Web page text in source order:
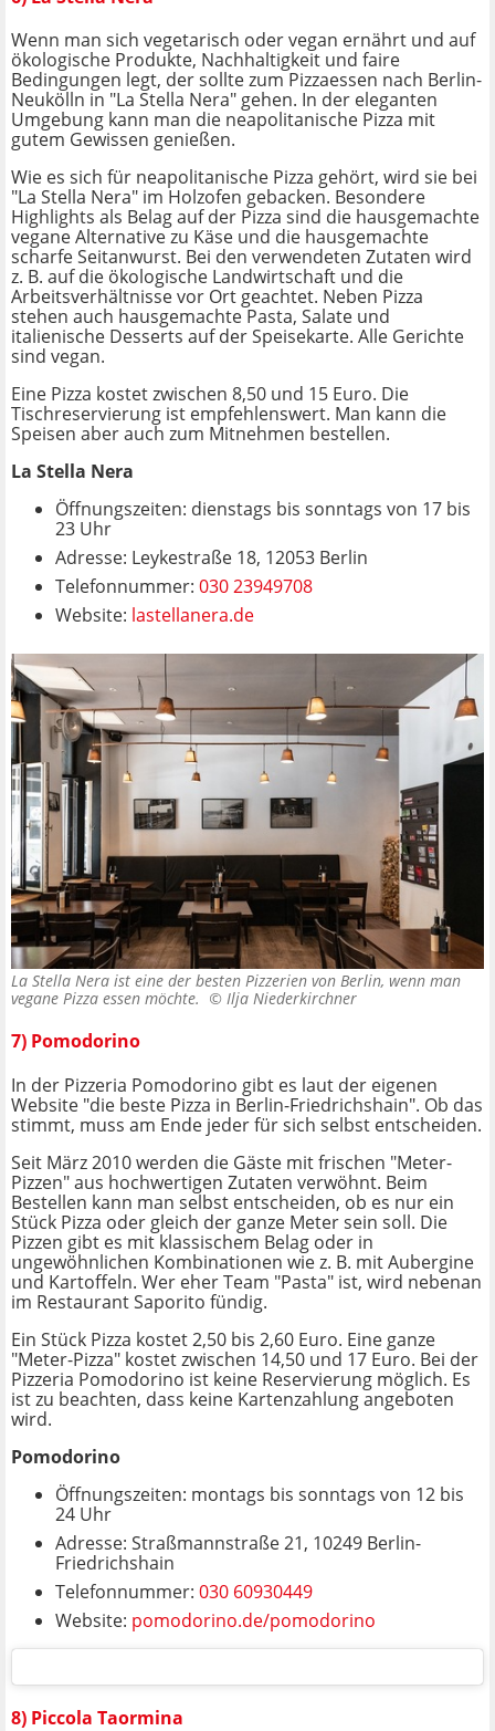
Wenn man sich vegetarisch oder vegan ernährt und auf
ökologische Produkte, Nachhaltigkeit und faire
Bedingungen legt, der sollte zum Pizzaessen nach Berlin-
Neukölln in "La Stella Nera" gehen. In der eleganten
Umgebung kann man die neapolitanische Pizza mit
gutem Gewissen genießen.
Wie es sich für neapolitanische Pizza gehört, wird sie bei
"La Stella Nera" im Holzofen gebacken. Besondere
Highlights als Belag auf der Pizza sind die hausgemachte
vegane Alternative zu Käse und die hausgemachte
scharfe Seitanwurst. Bei den verwendeten Zutaten wird
z. B. auf die ökologische Landwirtschaft und die
Arbeitsverhältnisse vor Ort geachtet. Neben Pizza
stehen auch hausgemachte Pasta, Salate und
italienische Desserts auf der Speisekarte. Alle Gerichte
sind vegan.
Eine Pizza kostet zwischen 8,50 und 15 Euro. Die
Tischreservierung ist empfehlenswert. Man kann die
Speisen aber auch zum Mitnehmen bestellen.
La Stella Nera
Öffnungszeiten: dienstags bis sonntags von 17 bis
23 Uhr
Adresse: Leykestraße 18, 12053 Berlin
Telefonnummer: 030 23949708
Website: lastellanera.de
La Stella Nera ist eine der besten Pizzerien von Berlin, wenn man
vegane Pizza essen möchte. © Ilja Niederkirchner
7) Pomodorino
In der Pizzeria Pomodorino gibt es laut der eigenen
Website "die beste Pizza in Berlin-Friedrichshain". Ob das
stimmt, muss am Ende jeder für sich selbst entscheiden.
Seit März 2010 werden die Gäste mit frischen "Meter-
Pizzen" aus hochwertigen Zutaten verwöhnt. Beim
Bestellen kann man selbst entscheiden, ob es nur ein
Stück Pizza oder gleich der ganze Meter sein soll. Die
Pizzen gibt es mit klassischem Belag oder in
ungewöhnlichen Kombinationen wie z. B. mit Aubergine
und Kartoffeln. Wer eher Team "Pasta" ist, wird nebenan
im Restaurant Saporito fündig.
Ein Stück Pizza kostet 2,50 bis 2,60 Euro. Eine ganze
"Meter-Pizza" kostet zwischen 14,50 und 17 Euro. Bei der
Pizzeria Pomodorino ist keine Reservierung möglich. Es
ist zu beachten, dass keine Kartenzahlung angeboten
wird.
Pomodorino
Öffnungszeiten: montags bis sonntags von 12 bis
24 Uhr
Adresse: Straßmannstraße 21, 10249 Berlin-
Friedrichshain
Telefonnummer: 030 60930449
Website: pomodorino.de/pomodorino
8) Piccola Taormina